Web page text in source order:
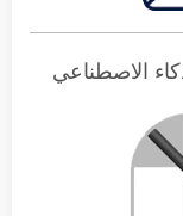
الاصطناعي